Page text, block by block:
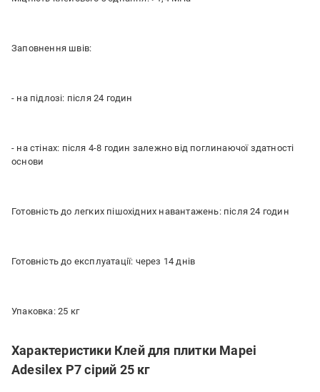
Заповнення швів:
- на підлозі: після 24 годин
- на стінах: після 4-8 годин залежно від поглинаючої здатності
основи
Готовність до легких пішохідних навантажень: після 24 годин
Готовність до експлуатації: через 14 днів
Упаковка: 25 кг
Характеристики Клей для плитки Mapei
Adesilex P7 сірий 25 кг